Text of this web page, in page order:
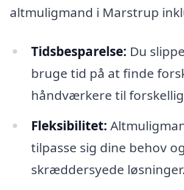
altmuligmand i Marstrup
Tidsbesparelse: Du
bruge tid på at finde
håndværkere til
Fleksibilitet:
tilpasse sig dine behov
skræddersyede løsninger.